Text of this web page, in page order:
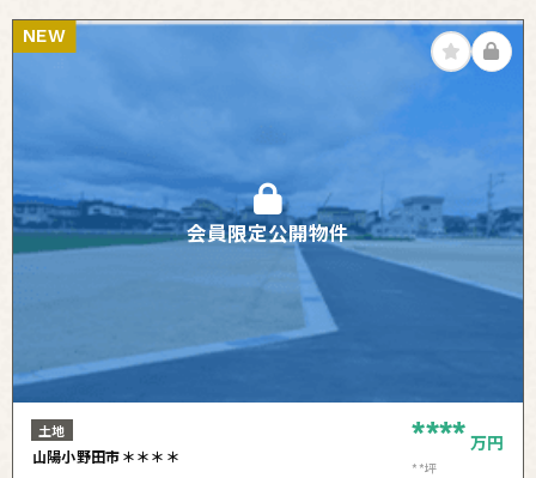
会員限定公開物件
NEW
土地
山陽小野田市＊＊＊＊ **** 万円
**坪